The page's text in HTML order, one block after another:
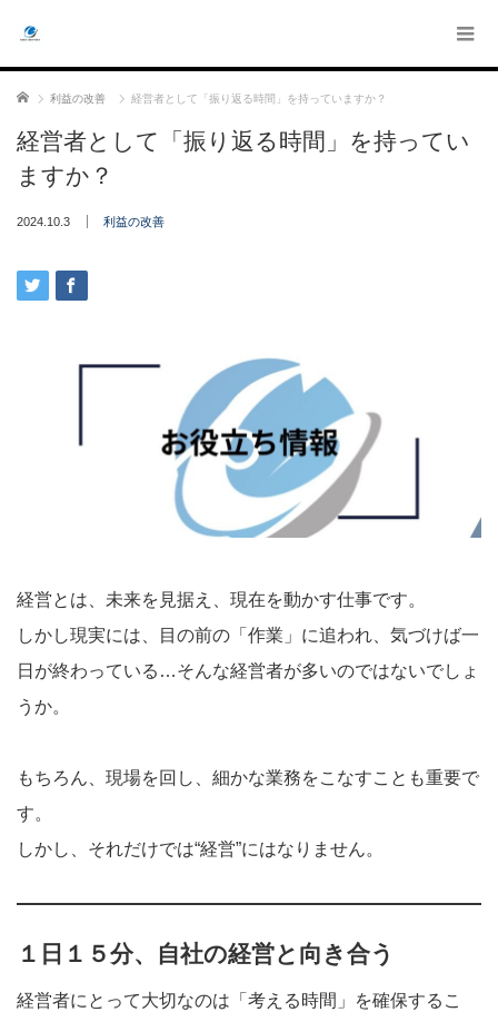
ホーム 利益の改善 経営者として「振り返る時間」を持っていますか？
経営者として「振り返る時間」を持ってい
ますか？
2024.10.3 利益の改善
経営とは、未来を見据え、現在を動かす仕事です。
しかし現実には、目の前の「作業」に追われ、気づけば一
日が終わっている…そんな経営者が多いのではないでしょ
うか。
もちろん、現場を回し、細かな業務をこなすことも重要で
す。
しかし、それだけでは“経営”にはなりません。
１日１５分、自社の経営と向き合う
経営者にとって大切なのは「考える時間」を確保するこ